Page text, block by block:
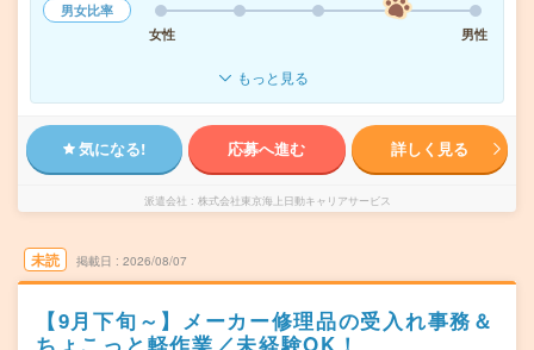
男女比率
女性
男性
もっと見る
気になる! 応募へ進む 詳しく見る
派遣会社 株式会社東京海上日動キャリアサービス
未読 掲載日 2026/08/07
【9月下旬～】メーカー修理品の受入れ事務＆
ちょこっと軽作業／未経験OK！